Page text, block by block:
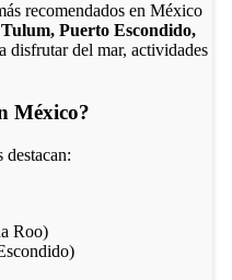
recomendados en México
Puerto Escondido,
disfrutar del mar, actividades
México?
destacan:
Roo)